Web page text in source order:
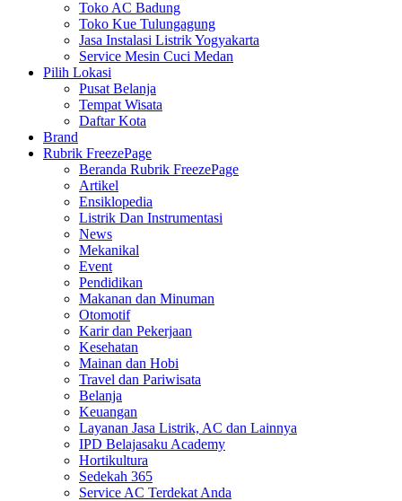
Toko AC Badung
Toko Kue Tulungagung
Jasa Instalasi Listrik Yogyakarta
Service Mesin Cuci Medan
Pilih Lokasi
Pusat Belanja
Tempat Wisata
Daftar Kota
Brand
Rubrik FreezePage
Beranda Rubrik FreezePage
Artikel
Ensiklopedia
Listrik Dan Instrumentasi
News
Mekanikal
Event
Pendidikan
Makanan dan Minuman
Otomotif
Karir dan Pekerjaan
Kesehatan
Mainan dan Hobi
Travel dan Pariwisata
Belanja
Keuangan
Layanan Jasa Listrik, AC dan Lainnya
IPD Belajasaku Academy
Hortikultura
Sedekah 365
Service AC Terdekat Anda